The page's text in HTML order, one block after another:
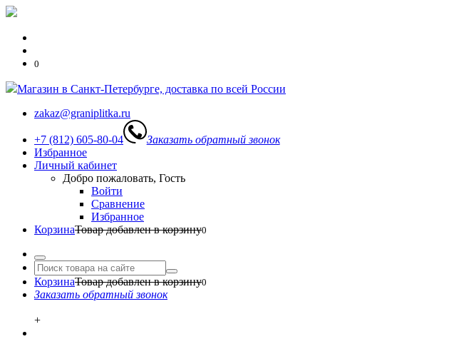
0
Магазин в Санкт-Петербурге, доставка по всей России
zakaz@graniplitka.ru
+7 (812) 605-80-04
Заказать обратный звонок
Избранное
Личный кабинет
Добро пожаловать, Гость
Войти
Сравнение
Избранное
КорзинаТовар добавлен в корзину0
КорзинаТовар добавлен в корзину0
Заказать обратный звонок
+